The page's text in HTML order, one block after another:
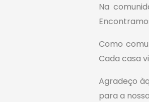
Na
Como
Cada casa
Agradeço
para a